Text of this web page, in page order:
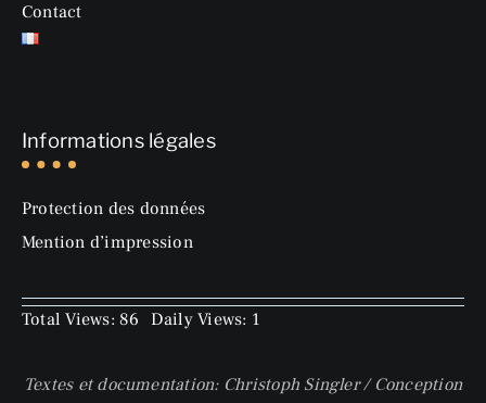
Contact
Informations légales
Protection des données
Mention d’impression
Total Views: 86 Daily Views: 1
Textes et documentation: Christoph Singler / Conception